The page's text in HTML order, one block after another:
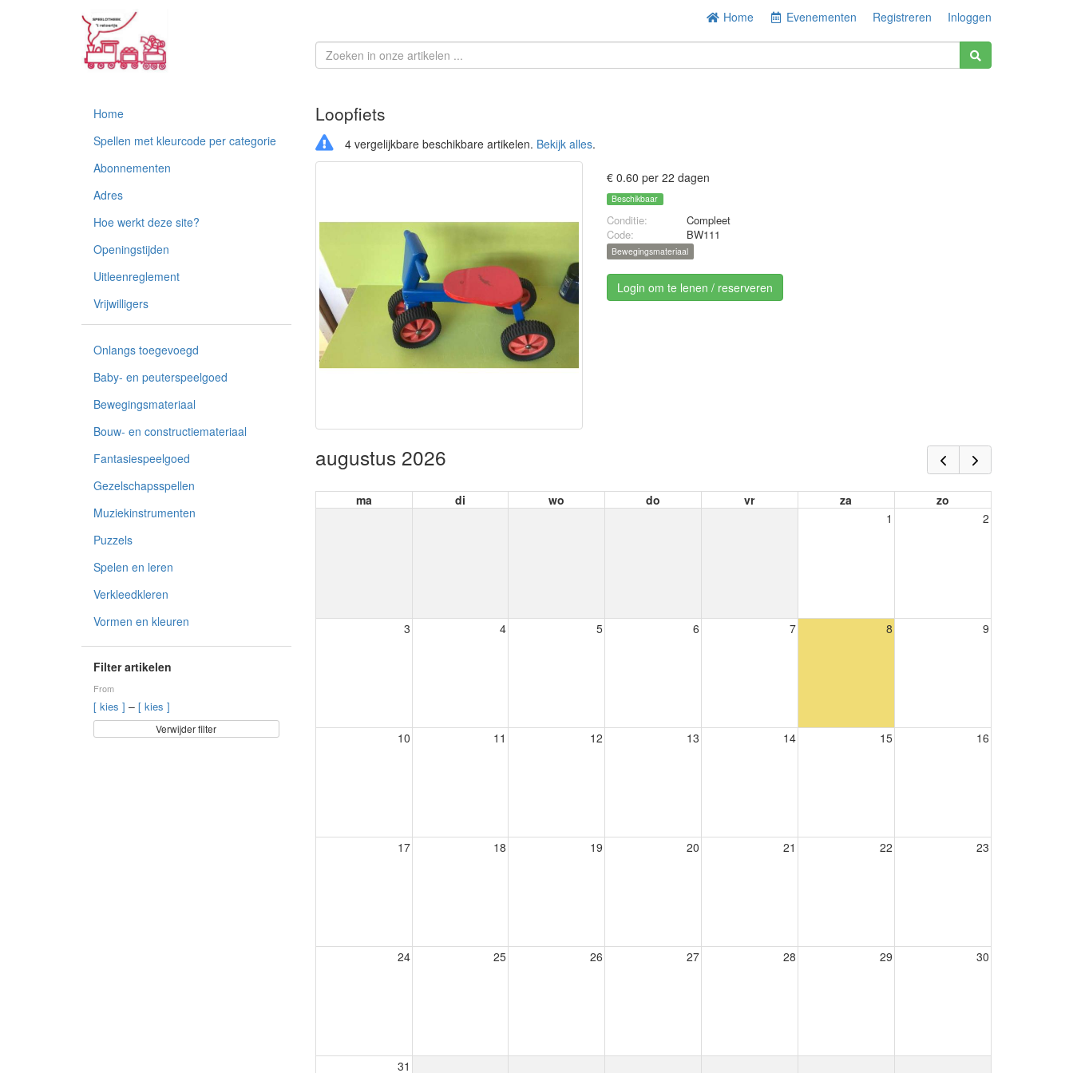
Home Evenementen Registreren Inloggen
Home
Spellen met kleurcode per categorie
Abonnementen
Adres
Hoe werkt deze site?
Openingstijden
Uitleenreglement
Vrijwilligers
Onlangs toegevoegd
Baby- en peuterspeelgoed
Bewegingsmateriaal
Bouw- en constructiemateriaal
Fantasiespeelgoed
Gezelschapsspellen
Muziekinstrumenten
Puzzels
Spelen en leren
Verkleedkleren
Vormen en kleuren
Filter artikelen
From
[ kies ] – [ kies ]
Verwijder filter
Loopfiets
4 vergelijkbare beschikbare artikelen. Bekijk alles.
€ 0.60 per 22 dagen
Beschikbaar
Conditie:
Compleet
Code:
BW111
Bewegingsmateriaal
Login om te lenen / reserveren
augustus 2026
ma di wo do vr za
zo
1
2
3 4 5 6 7 8 9
10 11 12 13 14 15 16
17 18 19 20 21 22 23
24 25 26 27 28 29 30
31